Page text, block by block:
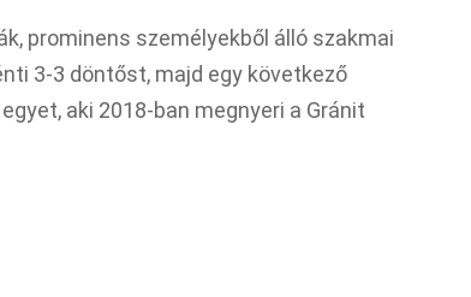
prominens személyekből álló szakmai
3-3 döntőst, majd egy következő
aki 2018-ban megnyeri a Gránit